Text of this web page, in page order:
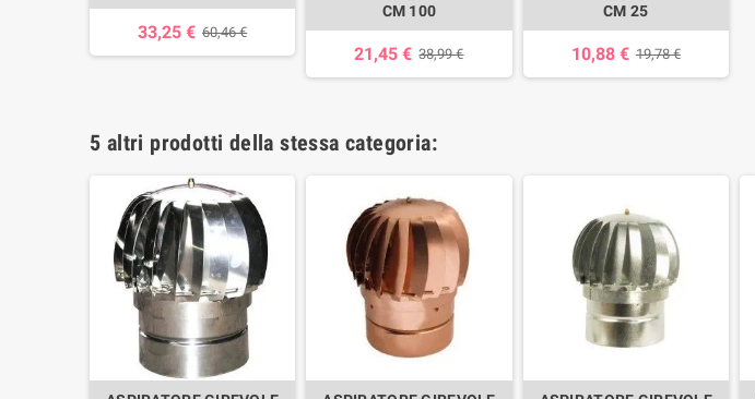
33,25 € 60,46 €
CM 100
21,45 € 38,99 €
CM 25
10,88 € 19,78 €
5 altri prodotti della stessa categoria: